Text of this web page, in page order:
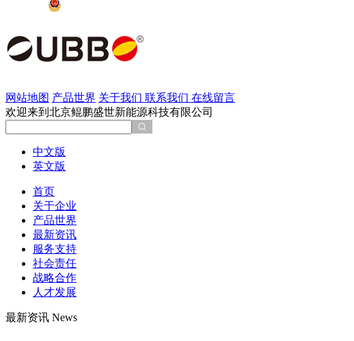
网站地图 产品世界 关于我们 联系我们 在线留言
欢迎来到北京鲲鹏盛世新能源科技有限公司
中文版
英文版
首页
关于企业
产品世界
最新资讯
服务支持
社会责任
战略合作
人才发展
最新资讯 News